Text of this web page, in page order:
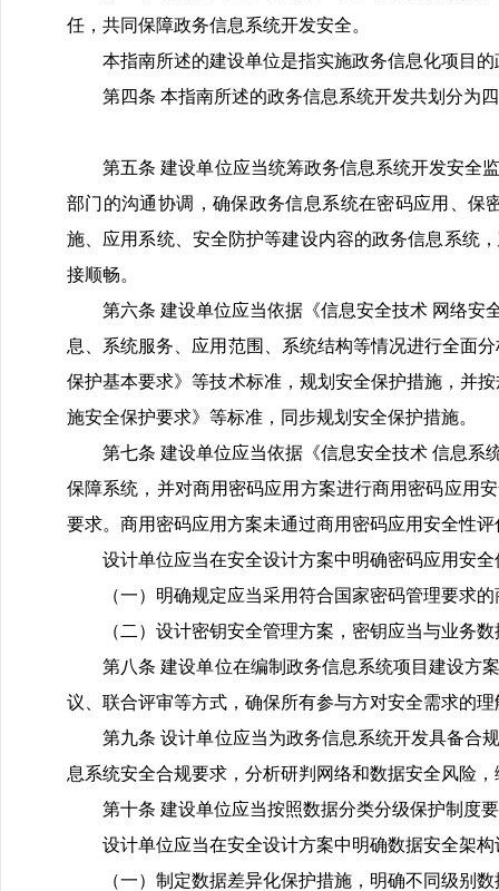
任，共同保障政务信息系统开发安全。
本指南所述的建设单位是指实施政务信息化项目的
第四条 本指南所述的政务信息系统开发共划分为四
第五条 建设单位应当统筹政务信息系统开发安全监
部门的沟通协调，确保政务信息系统在密码应用、
施、应用系统、安全防护等建设内容的政务信息系统
接顺畅。
第六条 建设单位应当依据《信息安全技术 网络安
息、系统服务、应用范围、系统结构等情况进行全面
保护基本要求》等技术标准，规划安全保护措施，并
施安全保护要求》等标准，同步规划安全保护措施。
第七条 建设单位应当依据《信息安全技术 信息系
保障系统，并对商用密码应用方案进行商用密码应用
要求。商用密码应用方案未通过商用密码应用安全性
设计单位应当在安全设计方案中明确密码应用安全
（一）明确规定应当采用符合国家密码管理要求的
（二）设计密钥安全管理方案，密钥应当与业务数
第八条 建设单位在编制政务信息系统项目建设方案
议、联合评审等方式，确保所有参与方对安全需求的
第九条 设计单位应当为政务信息系统开发具备合规
息系统安全合规要求，分析研判网络和数据安全风险
第十条 建设单位应当按照数据分类分级保护制度要
设计单位应当在安全设计方案中明确数据安全架构
（一）制定数据差异化保护措施，明确不同级别数